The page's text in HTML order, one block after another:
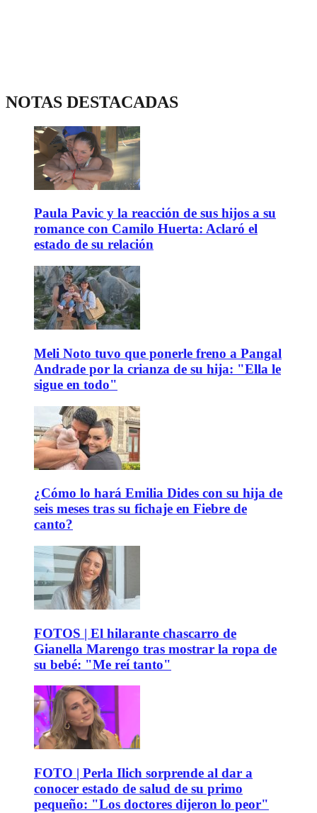
NOTAS DESTACADAS
Paula Pavic y la reacción de sus hijos a su
romance con Camilo Huerta: Aclaró el
estado de su relación
Meli Noto tuvo que ponerle freno a Pangal
Andrade por la crianza de su hija: "Ella le
sigue en todo"
¿Cómo lo hará Emilia Dides con su hija de
seis meses tras su fichaje en Fiebre de
canto?
FOTOS | El hilarante chascarro de
Gianella Marengo tras mostrar la ropa de
su bebé: "Me reí tanto"
FOTO | Perla Ilich sorprende al dar a
conocer estado de salud de su primo
pequeño: "Los doctores dijeron lo peor"